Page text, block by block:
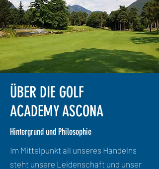
ÜBER DIE GOLF
ACADEMY ASCONA
Hintergrund und Philosophie
Im Mittelpunkt all unseres Handelns
steht unsere Leidenschaft und unser